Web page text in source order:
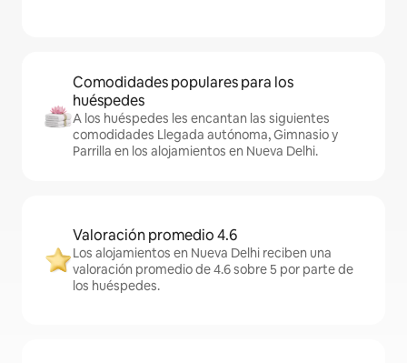
Comodidades populares para los
huéspedes
A los huéspedes les encantan las siguientes
comodidades Llegada autónoma, Gimnasio y
Parrilla en los alojamientos en Nueva Delhi.
Valoración promedio 4.6
Los alojamientos en Nueva Delhi reciben una
valoración promedio de 4.6 sobre 5 por parte de
los huéspedes.